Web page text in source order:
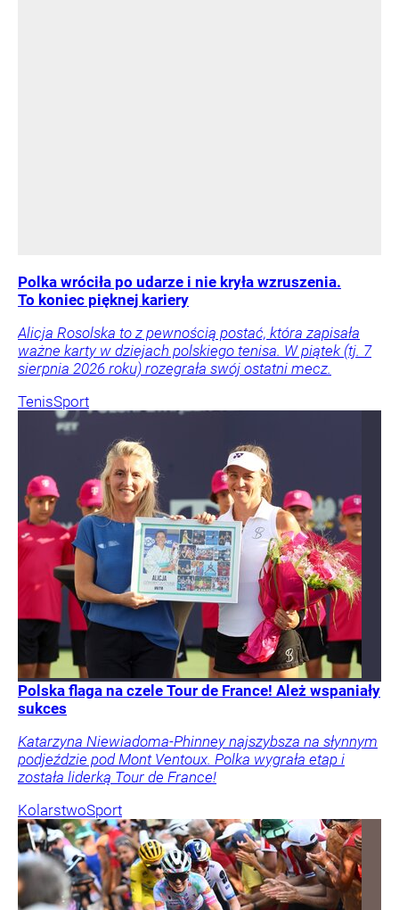
Polka wróciła po udarze i nie kryła wzruszenia.
To koniec pięknej kariery
Alicja Rosolska to z pewnością postać, która zapisała
ważne karty w dziejach polskiego tenisa. W piątek (tj. 7
sierpnia 2026 roku) rozegrała swój ostatni mecz.
TenisSport
Polska flaga na czele Tour de France! Ależ wspaniały
sukces
Katarzyna Niewiadoma-Phinney najszybsza na słynnym
podjeździe pod Mont Ventoux. Polka wygrała etap i
została liderką Tour de France!
KolarstwoSport